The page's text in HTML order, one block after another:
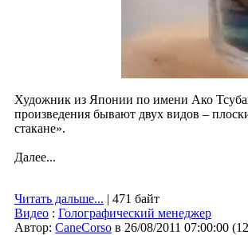
Художник из Японии по имени Ако
произведения бывают двух видов –
стакане».
Далее...
Читать дальше... | 471 байт
Видео : Голографический менеджер
Автор: CaneCorso в 26/08/2011 07:00:00 (